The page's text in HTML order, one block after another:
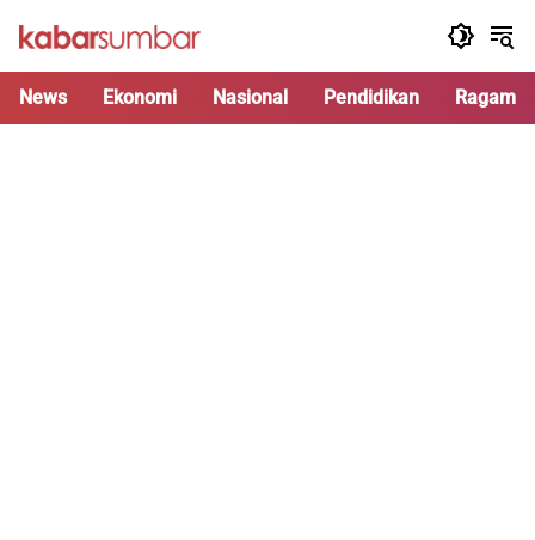
News Ekonomi Nasional Pendidikan Ragam